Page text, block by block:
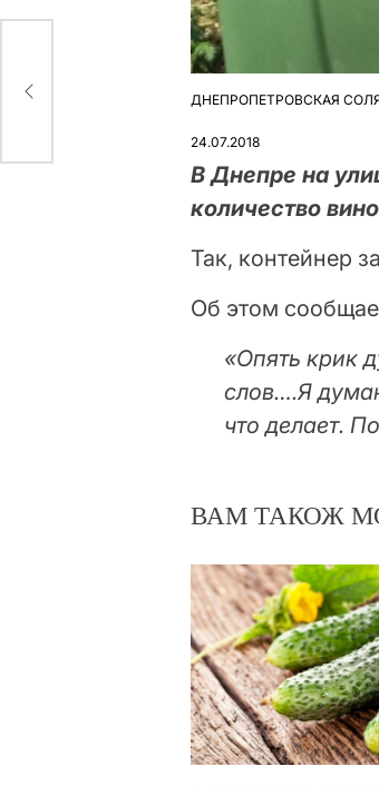
ОПУБЛІКУВАТИ
ДНЕПРОПЕТРОВСКАЯ
24.07.2018
В Днепре на
количество
Так, контейнер
Об этом
«Опять крик
слов….Я
что делает.
ВАМ ТАКОЖ